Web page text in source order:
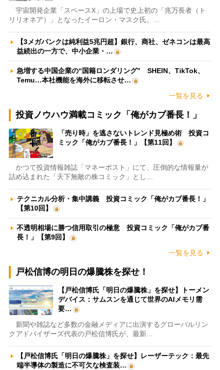
宇宙開発企業「スペースX」の上場で史上初の「兆万長者（ト
リリオネア）」となったイーロン・マスク氏。…
【3メガバンクは純利益5兆円超】銀行、商社、ゼネコンは最高
益続出の一方で、中小企業・…
急増する中国企業の“国籍ロンダリング” SHEIN、TikTok、
Temu…本社機能を海外に移転させ…
一覧を見る
投資ノウハウ満載コミック「俺がカブ番長！」
「売り時」を逃さないトレンド見極め術 投資コ
ミック「俺がカブ番長！」【第11回】
かつて投資情報雑誌「マネーポスト」にて、圧倒的な情報量が
詰め込まれた「天下無敵の株コミック」とし…
テクニカル分析・集中講義 投資コミック「俺がカブ番長！」
【第10回】
不透明相場に勝つ信用取引の極意 投資コミック「俺がカブ番
長！」【第9回】
一覧を見る
戸松信博の明日の爆騰株を探せ！
【戸松信博氏「明日の爆騰株」を探せ】トーメン
デバイス：サムスンを通じて世界のAIメモリ需
要…
新聞や雑誌など多数の金融メディアに出演するグローバルリン
クアドバイザーズ代表の戸松信博氏が、最新…
【戸松信博氏「明日の爆騰株」を探せ】レーザーテック：最先
端半導体の製造に不可欠な検査装…